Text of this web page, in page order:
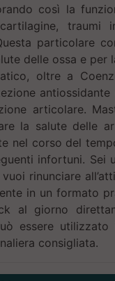
così la
traumi
particolare
delle ossa e per
oltre a
articolare.
la salute delle
nel corso del
infortuni. Sei
rinunciare
in un formato
al giorno
essere
consigliata.